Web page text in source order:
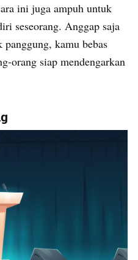
ini juga ampuh untuk
seseorang. Anggap saja
kamu bebas
orang siap mendengarkan